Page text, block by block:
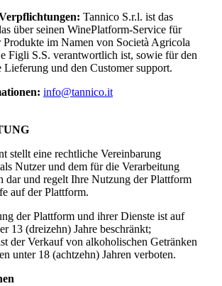
Tannico S.r.l. ist das
über seinen WinePlatform-Service für
Produkte im Namen von Società Agricola
Figli S.S. verantwortlich ist, sowie für den
Lieferung und den Customer support.
info@tannico.it
stellt eine rechtliche Vereinbarung
Nutzer und dem für die Verarbeitung
dar und regelt Ihre Nutzung der Plattform
auf der Plattform.
der Plattform und ihrer Dienste ist auf
13 (dreizehn) Jahre beschränkt;
der Verkauf von alkoholischen Getränken
unter 18 (achtzehn) Jahren verboten.